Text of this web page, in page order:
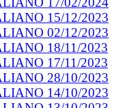
15/12/2023
02/12/2023
18/11/2023
17/11/2023
28/10/2023
14/10/2023